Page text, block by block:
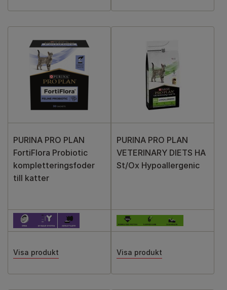
PURINA PRO PLAN
FortiFlora Probiotic
kompletteringsfoder
till katter
Visa produkt
PURINA PRO PLAN
VETERINARY DIETS HA
St/Ox Hypoallergenic
Visa produkt